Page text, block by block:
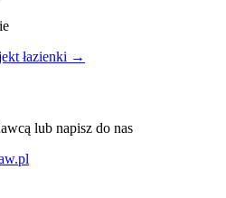
łazienki →
lub napisz do nas